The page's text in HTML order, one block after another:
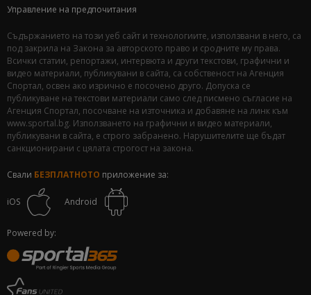
Управление на предпочитания
Съдържанието на този уеб сайт и технологиите, използвани в него, са
под закрила на Закона за авторското право и сродните му права.
Всички статии, репортажи, интервюта и други текстови, графични и
видео материали, публикувани в сайта, са собственост на Агенция
Спортал, освен ако изрично е посочено друго. Допуска се
публикуване на текстови материали само след писмено съгласие на
Агенция Спортал, посочване на източника и добавяне на линк към
www.sportal.bg. Използването на графични и видео материали,
публикувани в сайта, е строго забранено. Нарушителите ще бъдат
санкционирани с цялата строгост на закона.
Свали БЕЗПЛАТНОТО приложение за:
iOS Android
Powered by: